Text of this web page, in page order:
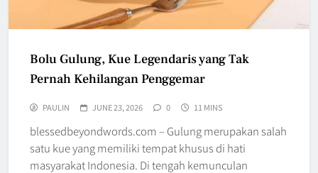
Bolu Gulung, Kue Legendaris yang Tak
Pernah Kehilangan Penggemar
PAULIN JUNE 23, 2026 0 11 MINS
blessedbeyondwords.com – Gulung merupakan salah
satu kue yang memiliki tempat khusus di hati
masyarakat Indonesia. Di tengah kemunculan